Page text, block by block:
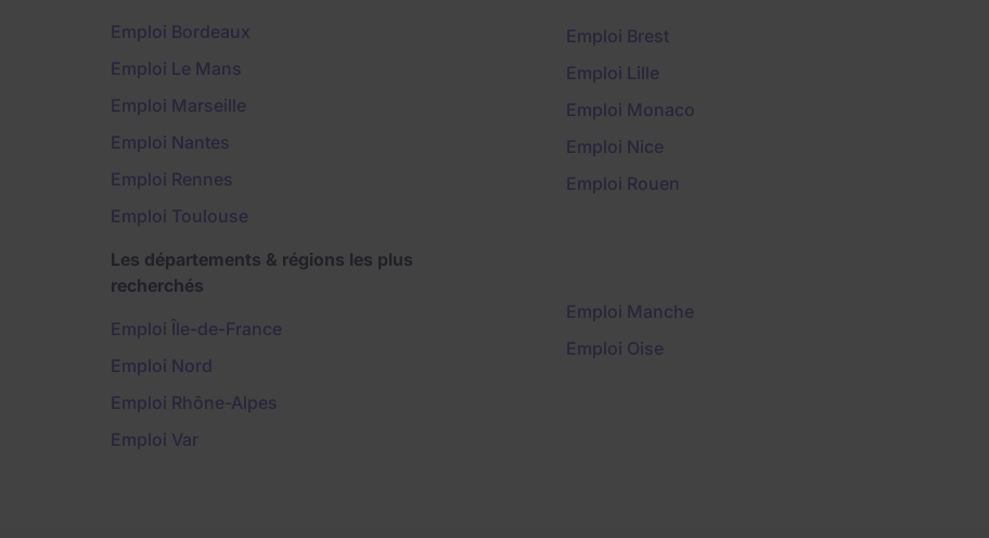
Emploi Bordeaux
Emploi Le Mans
Emploi Marseille
Emploi Nantes
Emploi Rennes
Emploi Toulouse
Les départements & régions les plus
recherchés
Emploi Île-de-France
Emploi Nord
Emploi Rhône-Alpes
Emploi Var
Emploi Brest
Emploi Lille
Emploi Monaco
Emploi Nice
Emploi Rouen
Emploi Manche
Emploi Oise